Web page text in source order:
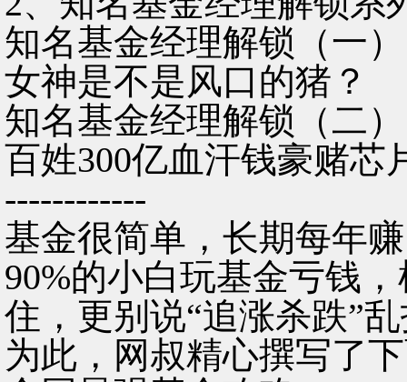
知名基金经理解锁（一
女神是不是风口的猪？
知名基金经理解锁（二
百姓300亿血汗钱豪赌芯
------------
基金很简单，长期每年
90%的小白玩基金亏钱
住，更别说“追涨杀跌”
为此，网叔精心撰写了